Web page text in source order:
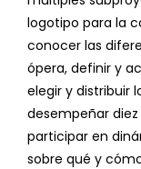
logotipo para la
conocer las
ópera, definir y
elegir y distribuir
desempeñar
participar en
sobre qué y